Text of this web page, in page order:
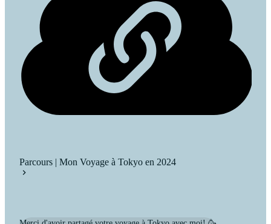
Parcours | Mon Voyage à Tokyo en 2024